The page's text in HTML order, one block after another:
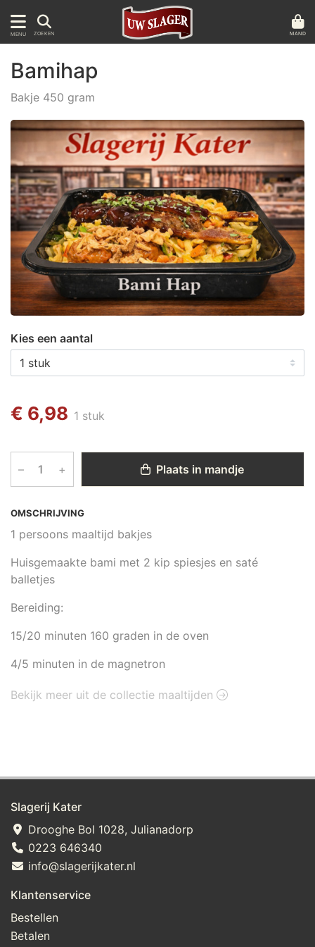
MENU ZOEKEN MAND
OMSCHRIJVING
1 persoons maaltijd bakjes
Huisgemaakte bami met 2 kip spiesjes en saté
balletjes
Bereiding:
15/20 minuten 160 graden in de oven
4/5 minuten in de magnetron
Bamihap
Bakje 450 gram
Kies een aantal
€ 6,98 1 stuk
– + Plaats in mandje
Bekijk meer uit de collectie maaltijden
Slagerij Kater
Drooghe Bol 1028, Julianadorp
0223 646340
info@slagerijkater.nl
Klantenservice
Bestellen
Betalen